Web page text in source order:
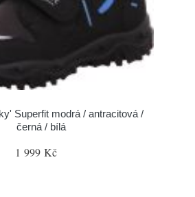
Superfit modrá / antracitová /
černá / bílá
1 999 Kč